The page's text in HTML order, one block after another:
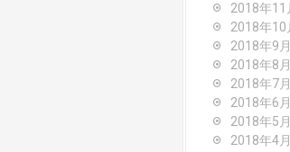
2018年11
2018年10
2018年9月
2018年8月
2018年7月
2018年6月
2018年5月
2018年4月